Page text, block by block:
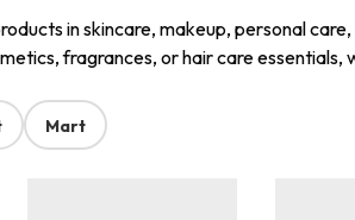
in skincare, makeup, personal
fragrances, or hair care essentials,
Mart